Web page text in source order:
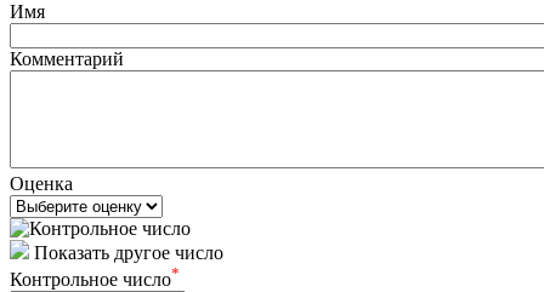
Имя
Комментарий
Оценка
Показать другое число
Контрольное число*